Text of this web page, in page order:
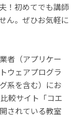
！初めてでも講師
ん。ぜひお気軽に
者（アプリケー
ウェアプログラ
系を含む）にお
較サイト「コエ
されている教室